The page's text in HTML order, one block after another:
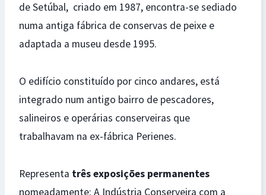
de Setúbal, criado em 1987, encontra-se sediado
numa antiga fábrica de conservas de peixe e
adaptada a museu desde 1995.
O edifício constituído por cinco andares, está
integrado num antigo bairro de pescadores,
salineiros e operárias conserveiras que
trabalhavam na ex-fábrica Perienes.
Representa três exposições permanentes
nomeadamente: A Indústria Conserveira com a